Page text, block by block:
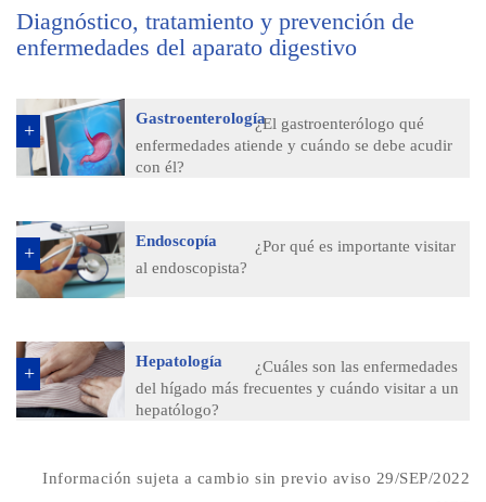
Diagnóstico, tratamiento y prevención de
enfermedades del aparato digestivo
Gastroenterología¿El gastroenterólogo qué
enfermedades atiende y cuándo se debe acudir
con él?
Endoscopía
¿Por qué es importante visitar
al endoscopista?
Hepatología
¿Cuáles son las enfermedades
del hígado más frecuentes y cuándo visitar a un
hepatólogo?
Información sujeta a cambio sin previo aviso 29/SEP/2022